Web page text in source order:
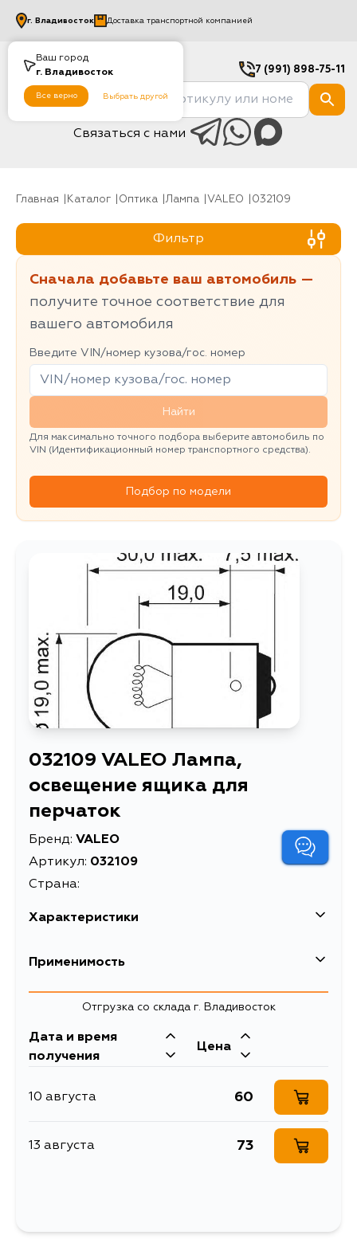
Ваш город
г. Владивосток
Все верно Выбрать другой
г. Владивосток Доставка транспортной компанией
7 (991) 898-75-11
Связаться с нами
Главная Каталог Оптика Лампа VALEO 032109
Фильтр
Сначала добавьте ваш автомобиль —
получите точное соответствие для
вашего автомобиля
Введите VIN/номер кузова/гос. номер
Найти
Для максимально точного подбора выберите автомобиль по
VIN (Идентификационный номер транспортного средства).
Подбор по модели
032109 VALEO Лампа,
освещение ящика для
перчаток
Бренд: VALEO
Артикул: 032109
Страна:
Характеристики
EAN-13 3276420321095
Лампа, освещение ящика для
Применимость
Отгрузка со склада г. Владивосток
Дата и время
получения
Цена
10 августа 60
13 августа 73